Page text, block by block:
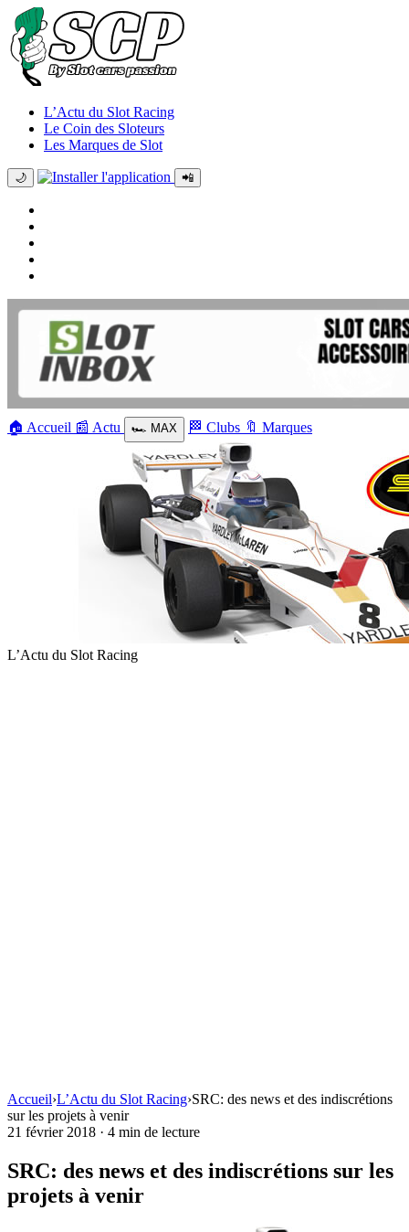
L’Actu du Slot Racing
Le Coin des Sloteurs
Les Marques de Slot
🌙 📲
🏠 Accueil 📰 Actu 🏎️ MAX 🏁 Clubs 🔖 Marques
L’Actu du Slot Racing
Accueil›L’Actu du Slot Racing›SRC: des news et des indiscrétions
sur les projets à venir
21 février 2018 · 4 min de lecture
SRC: des news et des indiscrétions sur les
projets à venir